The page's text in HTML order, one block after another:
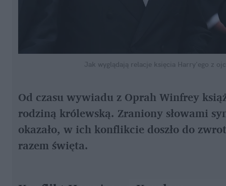
Jak wyglądają relacje księcia Harry'ego z
Od czasu wywiadu z Oprah Winfrey
rodziną królewską. Zraniony słowami
okazało, w ich konflikcie doszło do
razem święta.